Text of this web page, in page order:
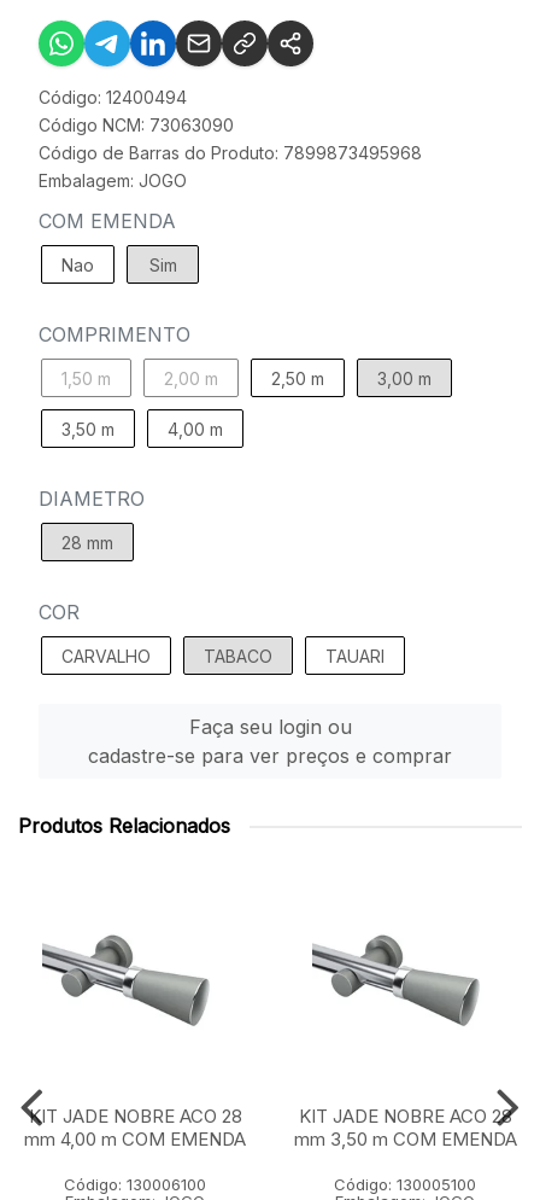
Código: 12400494
Código NCM: 73063090
Código de Barras do Produto: 7899873495968
Embalagem: JOGO
COM EMENDA
Nao Sim
COMPRIMENTO
1,50 m 2,00 m 2,50 m 3,00 m
3,50 m 4,00 m
DIAMETRO
28 mm
COR
CARVALHO TABACO TAUARI
Faça seu login ou
cadastre-se para ver preços e comprar
Produtos Relacionados
KIT JADE NOBRE ACO 28
mm 4,00 m COM EMENDA
Código: 130006100
KIT JADE NOBRE ACO 28
mm 3,50 m COM EMENDA
Código: 130005100